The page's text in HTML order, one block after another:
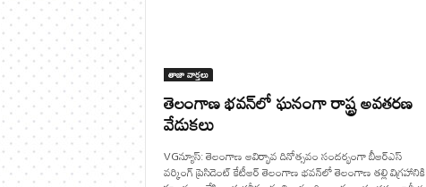
తాజా వార్తలు
తెలంగాణ భవన్‌లో ఘనంగా రాష్ట్ర అవతరణ
వేడుకలు
VGన్యూస్: తెలంగాణ ఆవిర్భావ దినోత్సవం సందర్భంగా బీఆర్ఎస్
వర్కింగ్ ప్రెసిడెంట్ కేటీఆర్ తెలంగాణ భవన్‌లో తెలంగాణ తల్లి విగ్రహానికి